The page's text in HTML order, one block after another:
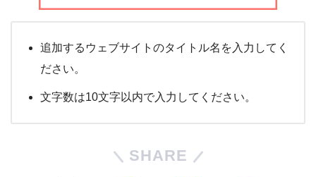
追加するウェブサイトのタイトル名を入力してく
ださい。
文字数は10文字以内で入力してください。
SHARE